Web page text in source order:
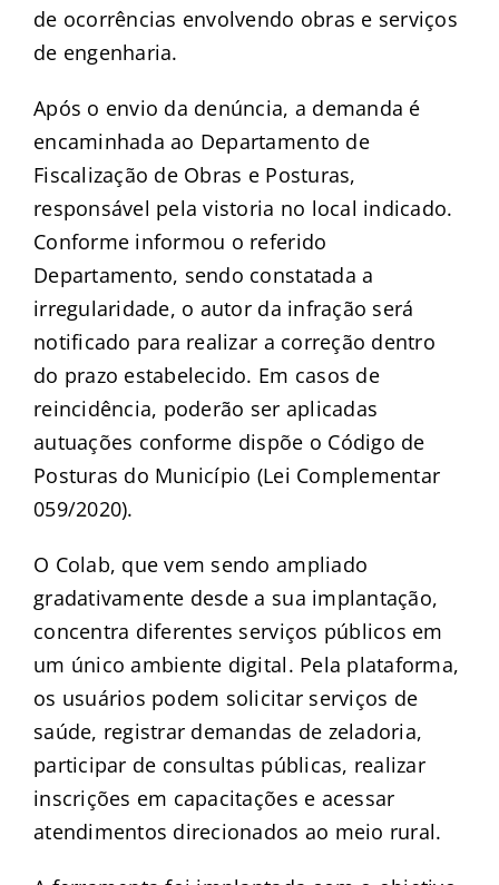
de ocorrências envolvendo obras e serviços
de engenharia.
Após o envio da denúncia, a demanda é
encaminhada ao Departamento de
Fiscalização de Obras e Posturas,
responsável pela vistoria no local indicado.
Conforme informou o referido
Departamento, sendo constatada a
irregularidade, o autor da infração será
notificado para realizar a correção dentro
do prazo estabelecido. Em casos de
reincidência, poderão ser aplicadas
autuações conforme dispõe o Código de
Posturas do Município (Lei Complementar
059/2020).
O Colab, que vem sendo ampliado
gradativamente desde a sua implantação,
concentra diferentes serviços públicos em
um único ambiente digital. Pela plataforma,
os usuários podem solicitar serviços de
saúde, registrar demandas de zeladoria,
participar de consultas públicas, realizar
inscrições em capacitações e acessar
atendimentos direcionados ao meio rural.